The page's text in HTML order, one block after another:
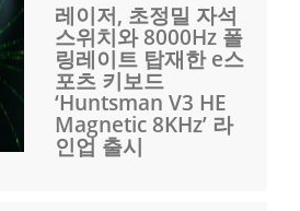
레이저, 초정밀 자석
스위치와 8000Hz 폴
링레이트 탑재한 e스
포츠 키보드
‘Huntsman V3 HE
Magnetic 8KHz’ 라
인업 출시